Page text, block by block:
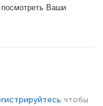
Ваши
чтобы